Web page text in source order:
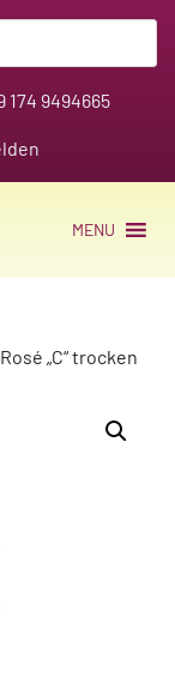
174 9494665
MENU
„C“ trocken